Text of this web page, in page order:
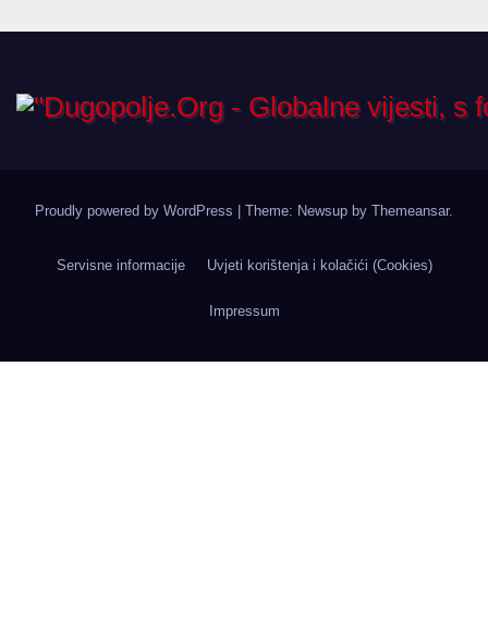
Proudly powered by WordPress | Theme: Newsup by Themeansar.
Servisne informacije Uvjeti korištenja i kolačići (Cookies)
Impressum